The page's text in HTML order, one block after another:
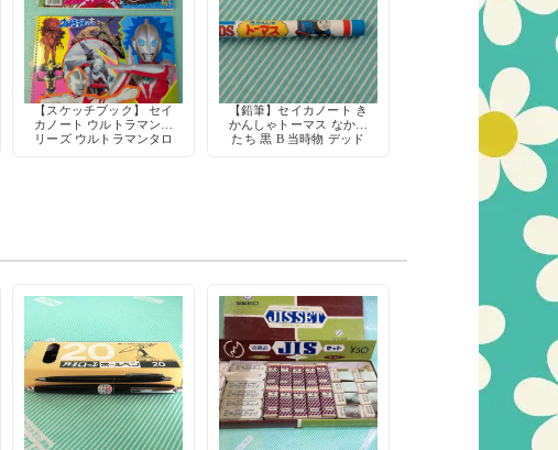
【スケッチブック】 セイ
カノート ウルトラマンシ
リーズ ウルトラマンタロ
【鉛筆】セイカノート き
かんしゃトーマス なかま
たち 黒 B 当時物 デッド